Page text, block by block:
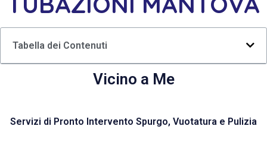
Tabella dei Contenuti
Vicino a Me
Servizi di Pronto Intervento Spurgo, Vuotatura e Pulizia